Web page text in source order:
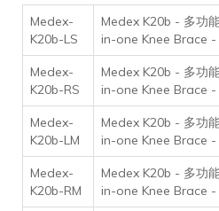
Medex-
K20b-LS
Medex K20b - 多功
in-one Knee Brace -
Medex-
K20b-RS
Medex K20b - 多功
in-one Knee Brace -
Medex-
K20b-LM
Medex K20b - 多功
in-one Knee Brace -
Medex-
K20b-RM
Medex K20b - 多功
in-one Knee Brace -